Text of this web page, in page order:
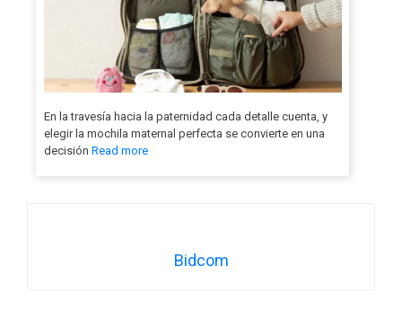
En la travesía hacia la paternidad cada detalle cuenta, y
elegir la mochila maternal perfecta se convierte en una
decisión Read more
Bidcom